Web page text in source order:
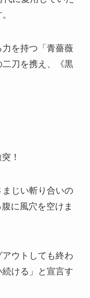
を持つ「青薔薇
刀を携え、《黒
！
じい斬り合いの
に風穴を空けま
ウトしても終わ
ける」と宣言す